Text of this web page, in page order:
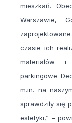
mieszkań.
Warszawie,
czasie ich
materiałów i
parkingowe
m.in. na
sprawdziły się
estetyki,” –